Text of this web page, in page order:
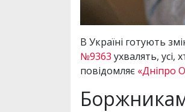
В Україні готують
№9363 ухвалять, усі,
повідомляє «Дніпро